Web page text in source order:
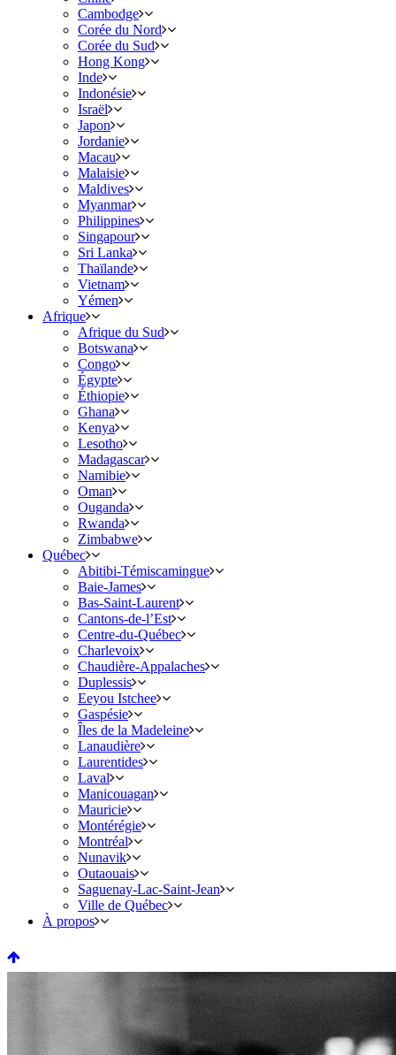
Cambodge
Corée du Nord
Corée du Sud
Hong Kong
Inde
Indonésie
Israël
Japon
Jordanie
Macau
Malaisie
Maldives
Myanmar
Philippines
Singapour
Sri Lanka
Thaïlande
Vietnam
Yémen
Afrique
Afrique du Sud
Botswana
Congo
Égypte
Éthiopie
Ghana
Kenya
Lesotho
Madagascar
Namibie
Oman
Ouganda
Rwanda
Zimbabwe
Québec
Abitibi-Témiscamingue
Baie-James
Bas-Saint-Laurent
Cantons-de-l’Est
Centre-du-Québec
Charlevoix
Chaudière-Appalaches
Duplessis
Eeyou Istchee
Gaspésie
Îles de la Madeleine
Lanaudière
Laurentides
Laval
Manicouagan
Mauricie
Montérégie
Montréal
Nunavik
Outaouais
Saguenay-Lac-Saint-Jean
Ville de Québec
À propos